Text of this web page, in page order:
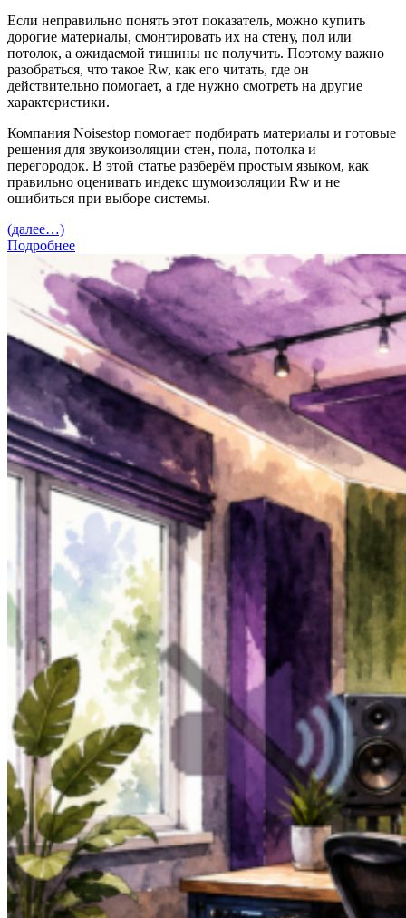
Если неправильно понять этот показатель, можно купить
дорогие материалы, смонтировать их на стену, пол или
потолок, а ожидаемой тишины не получить. Поэтому важно
разобраться, что такое Rw, как его читать, где он
действительно помогает, а где нужно смотреть на другие
характеристики.
Компания Noisestop помогает подбирать материалы и готовые
решения для звукоизоляции стен, пола, потолка и
перегородок. В этой статье разберём простым языком, как
правильно оценивать индекс шумоизоляции Rw и не
ошибиться при выборе системы.
(далее…)
Подробнее